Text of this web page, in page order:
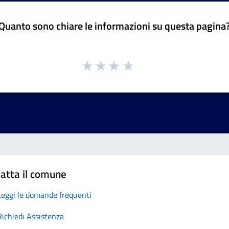
sono chiare le informazioni su questa
il comune
le domande frequenti
Assistenza